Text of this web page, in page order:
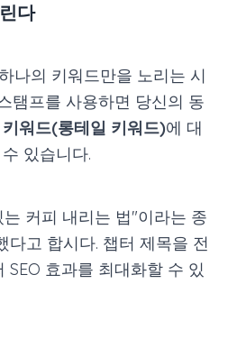
다
나의 키워드만을 노리는 시
탬프를 사용하면 당신의 동
워드(롱테일 키워드)에 대
있습니다.
커피 내리는 법"이라는 종
다고 합시다. 챕터 제목을 전
SEO 효과를 최대화할 수 있